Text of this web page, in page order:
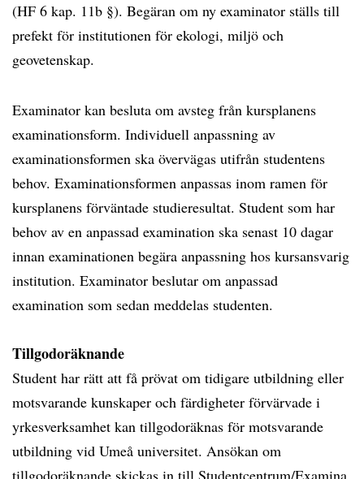
(HF 6 kap. 11b §). Begäran om ny examinator ställs till
prefekt för institutionen för ekologi, miljö och
geovetenskap.
Examinator kan besluta om avsteg från kursplanens
examinationsform. Individuell anpassning av
examinationsformen ska övervägas utifrån studentens
behov. Examinationsformen anpassas inom ramen för
kursplanens förväntade studieresultat. Student som har
behov av en anpassad examination ska senast 10 dagar
innan examinationen begära anpassning hos kursansvarig
institution. Examinator beslutar om anpassad
examination som sedan meddelas studenten.
Tillgodoräknande
Student har rätt att få prövat om tidigare utbildning eller
motsvarande kunskaper och färdigheter förvärvade i
yrkesverksamhet kan tillgodoräknas för motsvarande
utbildning vid Umeå universitet. Ansökan om
tillgodoräknande skickas in till Studentcentrum/Examina.